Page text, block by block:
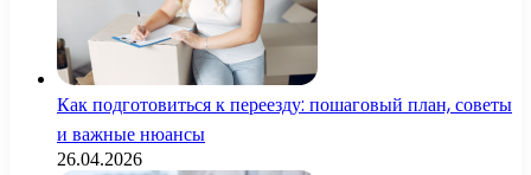
Как подготовиться к переезду: пошаговый план, советы
и важные нюансы
26.04.2026